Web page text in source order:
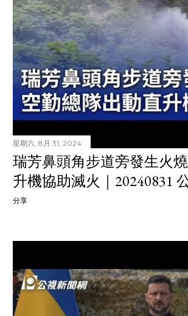
星期六, 8月 31, 2024
瑞芳鼻頭角步道旁發生火
升機協助滅火｜20240831
分享